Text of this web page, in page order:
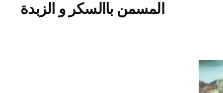
المسمن باالسكر و الزبدة